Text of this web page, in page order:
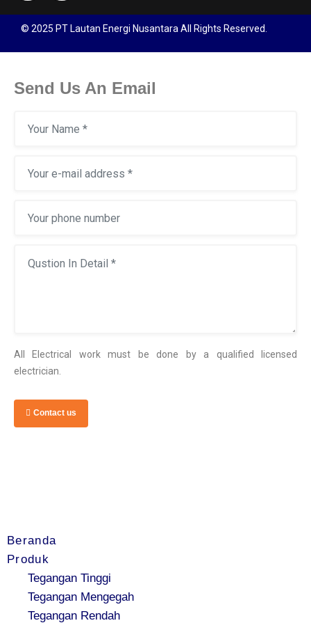
© 2025 PT Lautan Energi Nusantara All Rights Reserved.
Send Us An Email
All Electrical work must be done by a qualified licensed
electrician.
Contact us
Beranda
Produk
Tegangan Tinggi
Tegangan Mengegah
Tegangan Rendah